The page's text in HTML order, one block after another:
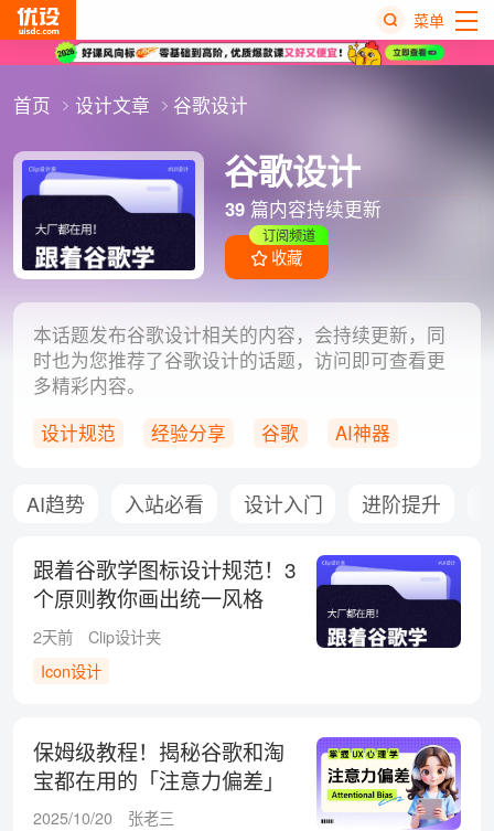
菜单
首页 设计文章 谷歌设计
谷歌设计
39 篇内容持续更新
收藏
订阅频道
本话题发布谷歌设计相关的内容，会持续更新，同
时也为您推荐了谷歌设计的话题，访问即可查看更
多精彩内容。
设计规范
经验分享 谷歌
AI神器
AI趋势 入站必看 设计入门 进阶提升
跟着谷歌学图标设计规范！3
个原则教你画出统一风格
2天前
Clip设计夹
Icon设计
保姆级教程！揭秘谷歌和淘
宝都在用的「注意力偏差」
心理学
2025/10/20
张老三